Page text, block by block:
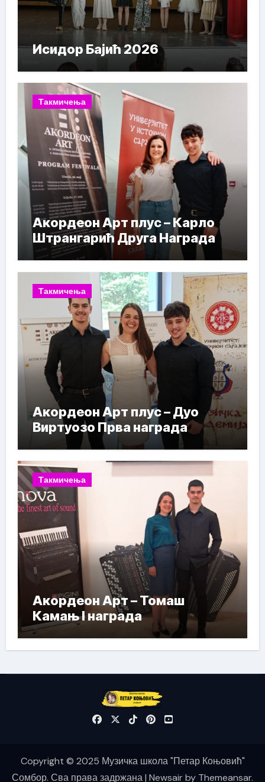
Исидор Бајић 2026
Такмичења
Акордеон Арт плус – Карло
Штрангарић Друга Награда
Такмичења
Акордеон Арт плус – Дуо
Виртуозо Прва награда
Такмичења
Акордеон Арт – Томаш
Камањ I награда
Copyright © 2025 Музичка школа "Петар Коњовић"
Сомбор. Сва права задржана| Newsairby Themeansar.